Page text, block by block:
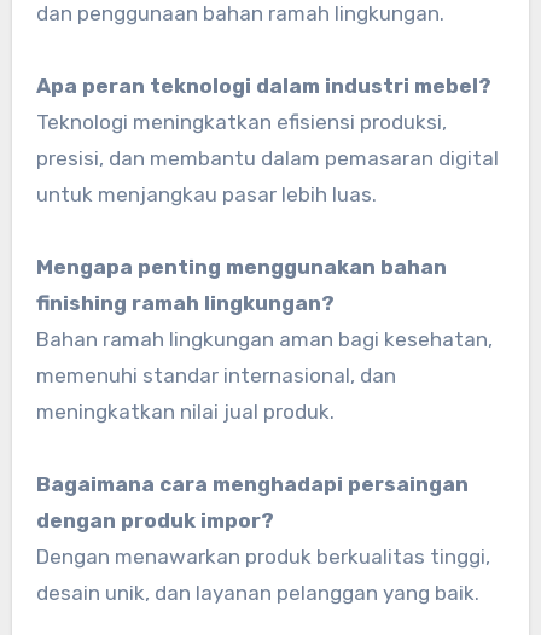
dan penggunaan bahan ramah lingkungan.
Apa peran teknologi dalam industri mebel?
Teknologi meningkatkan efisiensi produksi,
presisi, dan membantu dalam pemasaran digital
untuk menjangkau pasar lebih luas.
Mengapa penting menggunakan bahan
finishing ramah lingkungan?
Bahan ramah lingkungan aman bagi kesehatan,
memenuhi standar internasional, dan
meningkatkan nilai jual produk.
Bagaimana cara menghadapi persaingan
dengan produk impor?
Dengan menawarkan produk berkualitas tinggi,
desain unik, dan layanan pelanggan yang baik.